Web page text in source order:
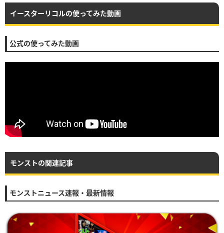
イースターリコルの使ってみた動画
公式の使ってみた動画
モンストの関連記事
モンストニュース速報・最新情報